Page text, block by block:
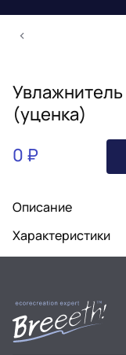
Увлажнитель
(уценка)
0 ₽
Описание
Характеристики